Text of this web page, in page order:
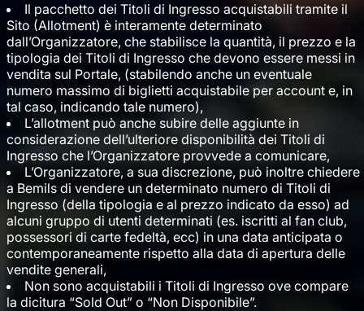
Il pacchetto dei Titoli di Ingresso acquistabili tramite il
Sito (Allotment) è interamente determinato
dall’Organizzatore, che stabilisce la quantità, il prezzo e la
tipologia dei Titoli di Ingresso che devono essere messi in
vendita sul Portale, (stabilendo anche un eventuale
numero massimo di biglietti acquistabile per account e, in
tal caso, indicando tale numero),
L’allotment può anche subire delle aggiunte in
considerazione dell’ulteriore disponibilità dei Titoli di
Ingresso che l’Organizzatore provvede a comunicare,
L’Organizzatore, a sua discrezione, può inoltre chiedere
a Bemils di vendere un determinato numero di Titoli di
Ingresso (della tipologia e al prezzo indicato da esso) ad
alcuni gruppo di utenti determinati (es. iscritti al fan club,
possessori di carte fedeltà, ecc) in una data anticipata o
contemporaneamente rispetto alla data di apertura delle
vendite generali,
Non sono acquistabili i Titoli di Ingresso ove compare
la dicitura “Sold Out” o “Non Disponibile”.